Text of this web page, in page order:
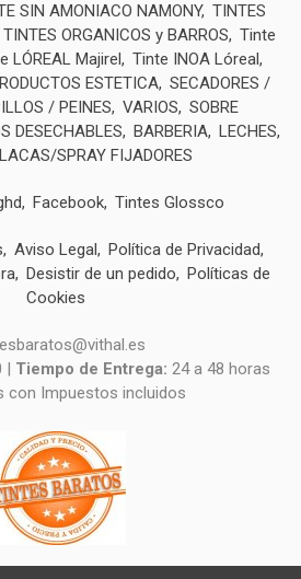
SIN AMONIACO NAMONY TINTES
TINTES ORGANICOS y BARROS
Tinte
LÓREAL Majirel
Tinte INOA Lóreal
ESTETICA SECADORES /
/ PEINES VARIOS
SOBRE
DESECHABLES BARBERIA LECHES,
LACAS/SPRAY FIJADORES
Facebook Tintes Glossco
Aviso Legal
Política de Privacidad
Desistir de un pedido
Políticas de
Cookies
| Tiempo de Entrega: 24 a 48 horas
con Impuestos incluidos